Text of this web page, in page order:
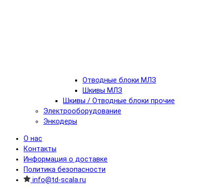
Отводные блоки МЛЗ
Шкивы МЛЗ
Шкивы / Отводные блоки прочие
Электрооборудование
Энкодеры
О нас
Контакты
Информация о доставке
Политика безопасности
info@td-scala.ru